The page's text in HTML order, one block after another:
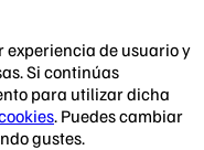
experiencia de usuario y
Si continúas
para utilizar dicha
. Puedes cambiar
gustes.